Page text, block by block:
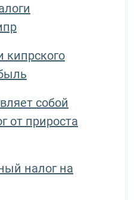
кипрского
собой
от прироста
налог на